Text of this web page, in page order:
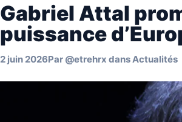
Gabriel Attal
puissance
2 juin 2026Par @etrehrx dansActualités